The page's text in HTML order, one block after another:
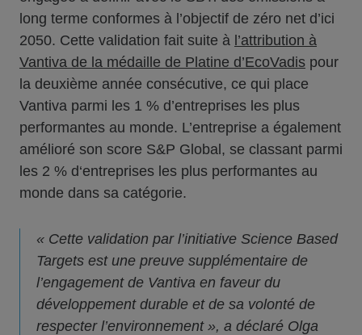
long terme conformes à l’objectif de zéro net d’ici
2050. Cette validation fait suite à l’attribution à
Vantiva de la médaille de Platine d’EcoVadis pour
la deuxième année consécutive, ce qui place
Vantiva parmi les 1 % d’entreprises les plus
performantes au monde. L’entreprise a également
amélioré son score S&P Global, se classant parmi
les 2 % d‘entreprises les plus performantes au
monde dans sa catégorie.
« Cette validation par l’initiative Science Based
Targets est une preuve supplémentaire de
l’engagement de Vantiva en faveur du
développement durable et de sa volonté de
respecter l’environnement », a déclaré Olga